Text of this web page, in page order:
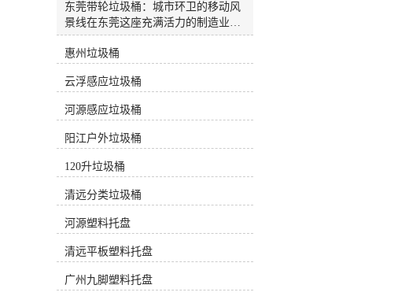
东莞带轮垃圾桶：城市环卫的移动风
景线在东莞这座充满活力的制造业名
城，城市面貌的日新月异不仅体现在
高楼林立的繁华街区，更体现在每一
步于街头巷尾，那些色彩鲜明、功能
完善的垃圾桶，早已成为城市基础设
施中**的一环。而在众多环卫设备
中，带轮垃圾桶以其便捷、高效、耐
用的特性，正悄然改变着传统垃圾收
集与转运的方式，成为现代城市精细
化管理的重要支撑。带轮垃圾桶的设
计，看似简单，实则凝聚了材料科
慧。与传统的固定式垃圾桶或需要人
工搬运的容器相比，带轮设计极大地
减轻了环卫工人的劳动强度。在社
区、学校、医院、餐饮街区等垃圾产
出量较大的场所，装满垃圾的桶体往
惠州垃圾桶
云浮感应垃圾桶
河源感应垃圾桶
阳江户外垃圾桶
120升垃圾桶
清远分类垃圾桶
河源塑料托盘
清远平板塑料托盘
广州九脚塑料托盘